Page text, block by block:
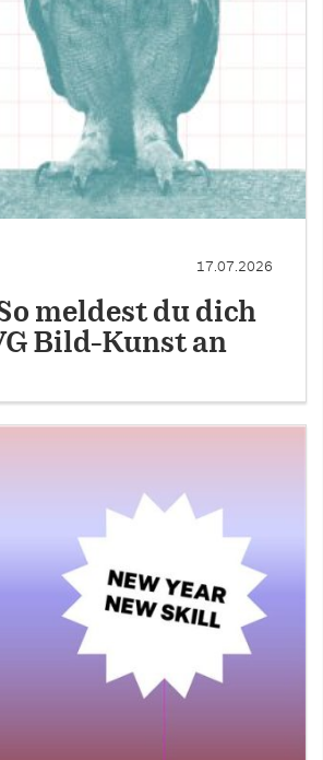
17.07.2026
meldest du dich
Bild-Kunst an